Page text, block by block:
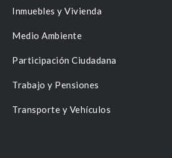
Inmuebles y Vivienda
Medio Ambiente
Participación Ciudadana
Trabajo y Pensiones
Transporte y Vehículos